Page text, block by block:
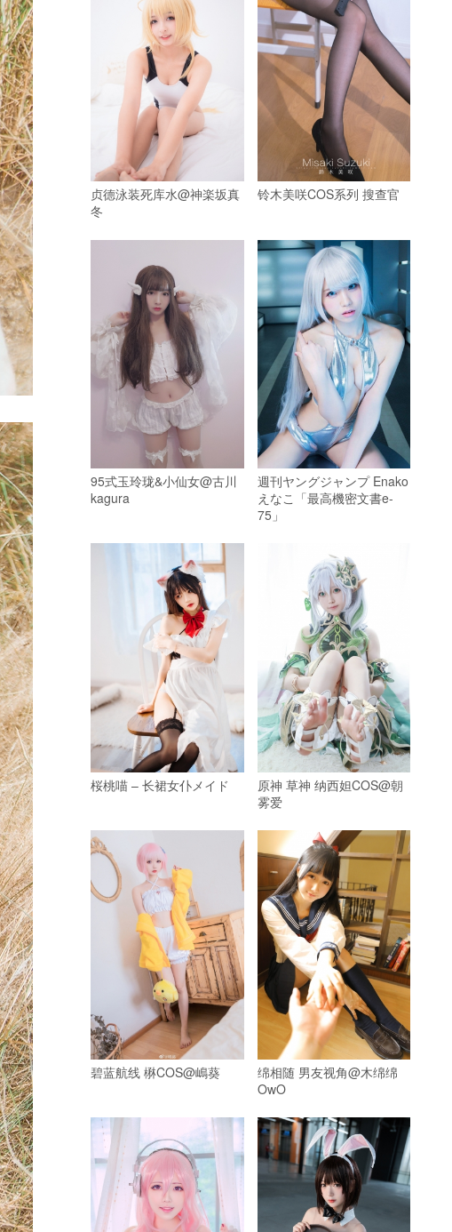
贞德泳装死库水@神楽坂真
冬
铃木美咲COS系列 搜查官
95式玉玲珑&小仙女@古川
kagura
週刊ヤングジャンプ Enako
えなこ「最高機密文書e-
75」
桜桃喵 – 长裙女仆メイド
原神 草神 纳西妲COS@朝
雾爱
碧蓝航线 楙COS@嶋葵
绵相随 男友视角@木绵绵
OwO